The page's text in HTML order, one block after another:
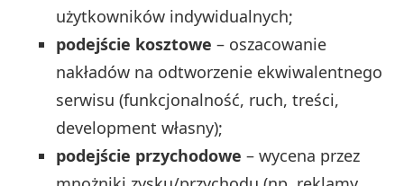
użytkowników indywidualnych;
podejście kosztowe – oszacowanie
nakładów na odtworzenie ekwiwalentnego
serwisu (funkcjonalność, ruch, treści,
development własny);
podejście przychodowe – wycena przez